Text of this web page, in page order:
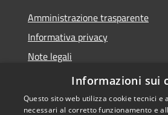
Amministrazione trasparente
Informativa privacy
Note legali
Dichiarazione di accessibilità
Informazioni sui
Questo sito web utilizza cookie tecnici
necessari al corretto funzionamento e